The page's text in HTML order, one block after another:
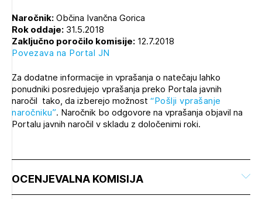
Naročnik:Občina Ivančna Gorica
Rok oddaje: 31.5.2018
Zaključno poročilo komisije: 12.7.2018
Povezava na Portal JN
Za dodatne informacije in vprašanja o natečaju lahko
ponudniki posredujejo vprašanja preko Portala javnih
naročil tako, da izberejo možnost “Pošlji vprašanje
naročniku”. Naročnik bo odgovore na vprašanja objavil na
Portalu javnih naročil v skladu z določenimi roki.
OCENJEVALNA KOMISIJA